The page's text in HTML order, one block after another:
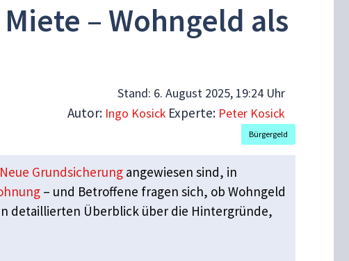
– Wohngeld als
Stand: 6. August 2025, 19:24 Uhr
Autor: Ingo Kosick Experte: Peter Kosick
Bürgergeld
Grundsicherung angewiesen sind, in
– und Betroffene fragen sich, ob Wohngeld
detaillierten Überblick über die Hintergründe,